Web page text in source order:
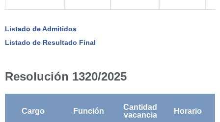
Listado de Admitidos
Listado de Resultado Final
Resolución 1320/2025
Cargo Función
Cantidad
vacancia
Horario